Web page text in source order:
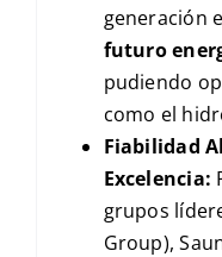
generación
futuro
pudiendo
como el
Fiabilidad
Excelencia:
grupos
Group),